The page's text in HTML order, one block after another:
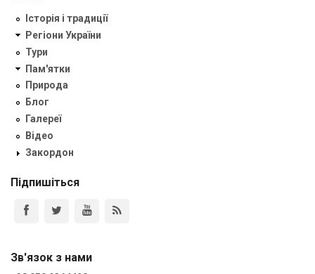
Історія і традиції
Регіони України
Тури
Пам'ятки
Природа
Блог
Галереї
Відео
Закордон
Підпишіться
Зв'язок з нами